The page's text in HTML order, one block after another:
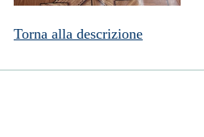
Torna alla descrizione